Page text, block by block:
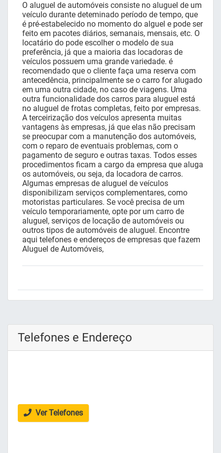
O aluguel de automóveis consiste no aluguel de um
veículo durante deteminado período de tempo, que
é pré-estabelecido no momento do alguel e pode ser
feito em pacotes diários, semanais, mensais, etc. O
locatário do pode escolher o modelo de sua
preferência, já que a maioria das locadoras de
veículos possuem uma grande variedade. é
recomendado que o cliente faça uma reserva com
antecedência, principalmente se o carro for alugado
em uma outra cidade, no caso de viagens. Uma
outra funcionalidade dos carros para aluguel está
no aluguel de frotas completas, feito por empresas.
A terceirização dos veículos apresenta muitas
vantagens às empresas, já que elas não precisam
se preocupar com a manutenção dos automóveis,
com o reparo de eventuais problemas, com o
pagamento de seguro e outras taxas. Todos esses
procedimentos ficam a cargo da empresa que aluga
os automóveis, ou seja, da locadora de carros.
Algumas empresas de aluguel de veículos
disponibilizam serviços complementares, como
motoristas particulares. Se você precisa de um
veículo temporariamente, opte por um carro de
aluguel, serviços de locação de automóveis ou
outros tipos de automóveis de aluguel. Encontre
aqui telefones e endereços de empresas que fazem
Aluguel de Automóveis,
Telefones e Endereço
Ver Telefones